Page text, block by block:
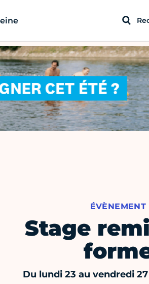
ÉVÈNEMENT
Stage
Du lundi 23 au vendredi